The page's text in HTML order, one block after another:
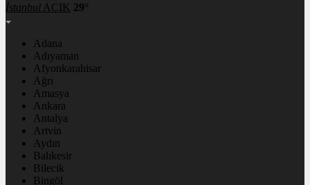
İstanbul AÇIK 29°
Adana
Adıyaman
Afyonkarahisar
Ağrı
Amasya
Ankara
Antalya
Artvin
Aydın
Balıkesir
Bilecik
Bingöl